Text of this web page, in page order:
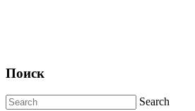
Поиск
Search